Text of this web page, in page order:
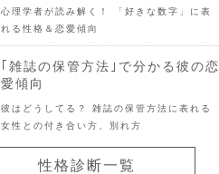
心理学者が読み解く！ 「好きな数字」に表
れる性格＆恋愛傾向
｢雑誌の保管方法｣で分かる彼の恋
愛傾向
彼はどうしてる？ 雑誌の保管方法に表れる
女性との付き合い方、別れ方
性格診断一覧